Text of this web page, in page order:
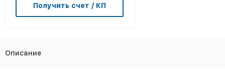
Получить счет / КП
Описание